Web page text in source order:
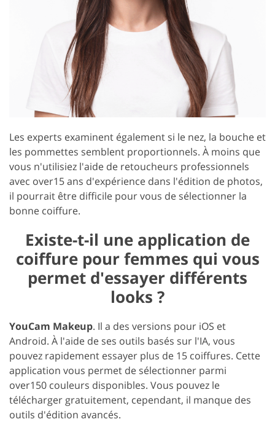
Les experts examinent également si le nez, la bouche et
les pommettes semblent proportionnels. À moins que
vous n'utilisiez l'aide de retoucheurs professionnels
avec over15 ans d'expérience dans l'édition de photos,
il pourrait être difficile pour vous de sélectionner la
bonne coiffure.
Existe-t-il une application de
coiffure pour femmes qui vous
permet d'essayer différents
looks ?
YouCam Makeup. Il a des versions pour iOS et
Android. À l'aide de ses outils basés sur l'IA, vous
pouvez rapidement essayer plus de 15 coiffures. Cette
application vous permet de sélectionner parmi
over150 couleurs disponibles. Vous pouvez le
télécharger gratuitement, cependant, il manque des
outils d'édition avancés.